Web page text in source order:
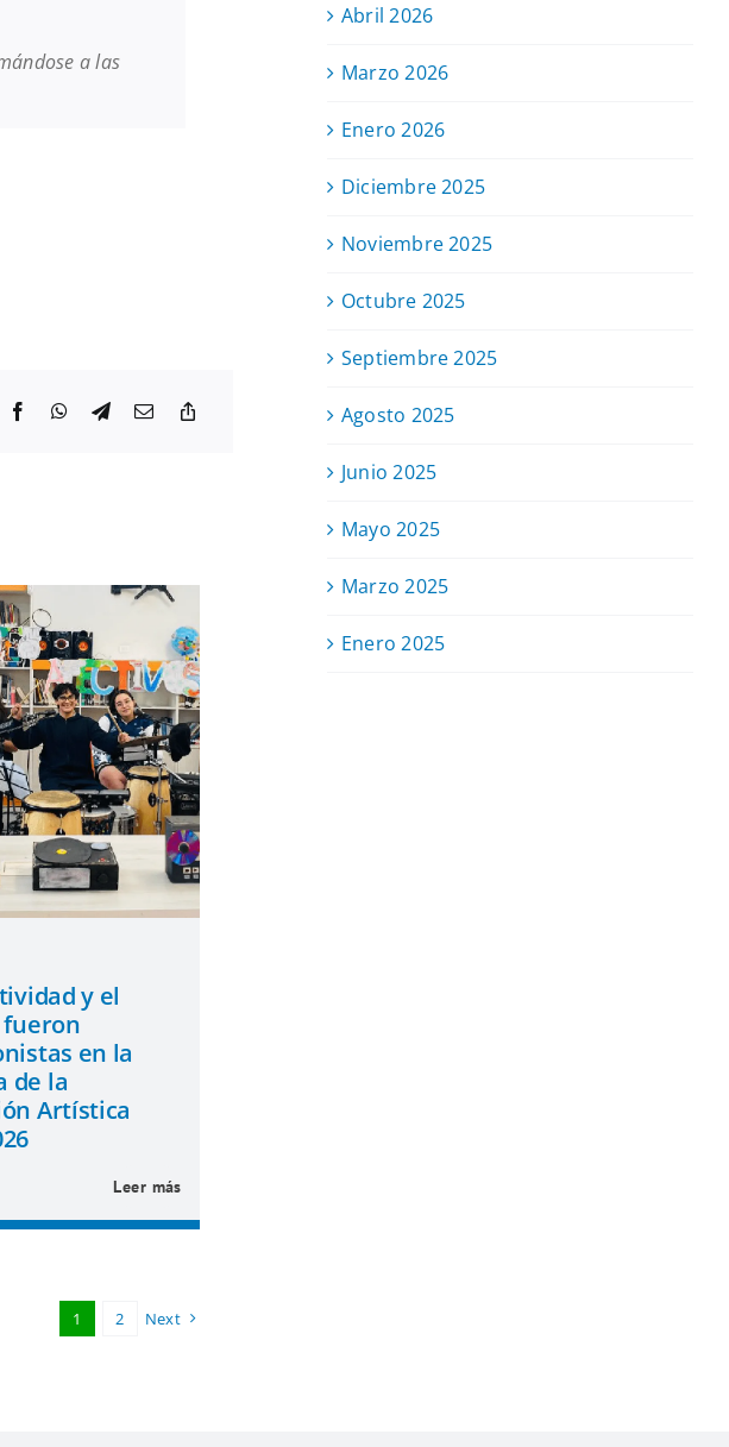
a las
y el
en la
de la
Artística
Leer más
1 2 Next
Abril 2026
Marzo 2026
Enero 2026
Diciembre 2025
Noviembre 2025
Octubre 2025
Septiembre 2025
Agosto 2025
Junio 2025
Mayo 2025
Marzo 2025
Enero 2025